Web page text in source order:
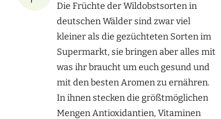
Die Früchte der Wildobstsorten in
deutschen Wälder sind zwar viel
kleiner als die gezüchteten Sorten im
Supermarkt, sie bringen aber alles mit
was ihr braucht um euch gesund und
mit den besten Aromen zu ernähren.
In ihnen stecken die größtmöglichen
Mengen Antioxidantien, Vitaminen